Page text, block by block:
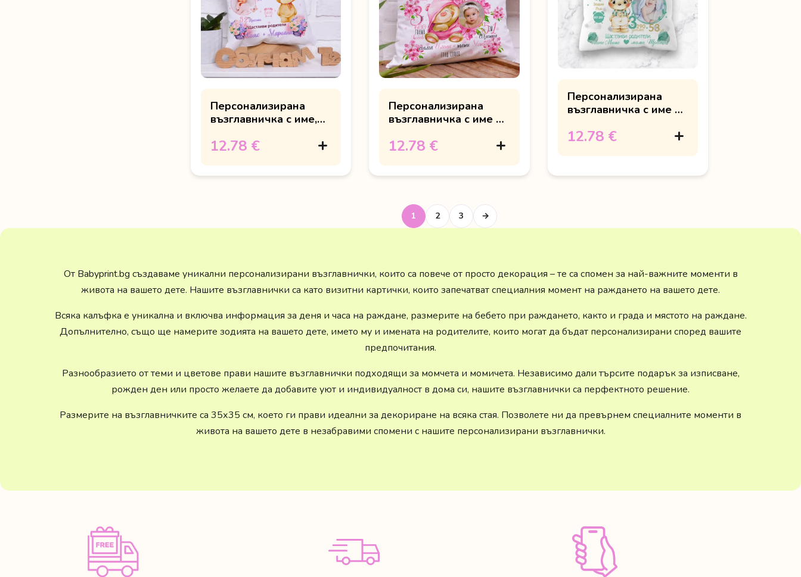
Персонализирана
възглавничка с име,
12.78 €
Персонализирана
възглавничка с име и
12.78 €
Персонализирана
възглавничка с име и
12.78 €
1 2 3 →
От Babyprint.bg създаваме уникални персонализирани възглавнички, които са повече от просто декорация – те са спомен за най-важните моменти в
живота на вашето дете. Нашите възглавнички са като визитни картички, които запечатват специалния момент на раждането на вашето дете.
Всяка калъфка е уникална и включва информация за деня и часа на раждане, размерите на бебето при раждането, както и града и мястото на раждане.
Допълнително, също ще намерите зодията на вашето дете, името му и имената на родителите, които могат да бъдат персонализирани според вашите
предпочитания.
Разнообразието от теми и цветове прави нашите възглавнички подходящи за момчета и момичета. Независимо дали търсите подарък за изписване,
рожден ден или просто желаете да добавите уют и индивидуалност в дома си, нашите възглавнички са перфектното решение.
Размерите на възглавничките са 35х35 см, което ги прави идеални за декориране на всяка стая. Позволете ни да превърнем специалните моменти в
живота на вашето дете в незабравими спомени с нашите персонализирани възглавнички.